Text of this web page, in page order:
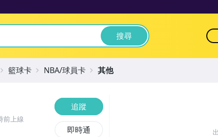
搜尋
前上線
追蹤
即時通
籃球卡 NBA/球員卡 其他